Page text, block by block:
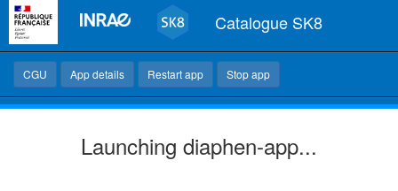
Catalogue SK8
CGU App details Restart app Stop app
Launching diaphen-app...